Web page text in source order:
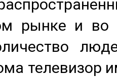
рынке и
телевизор